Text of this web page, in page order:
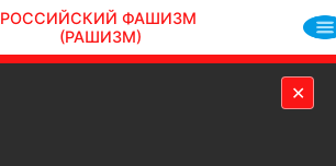
РОССИЙСКИЙ ФАШИЗМ
(РАШИЗМ)
✕